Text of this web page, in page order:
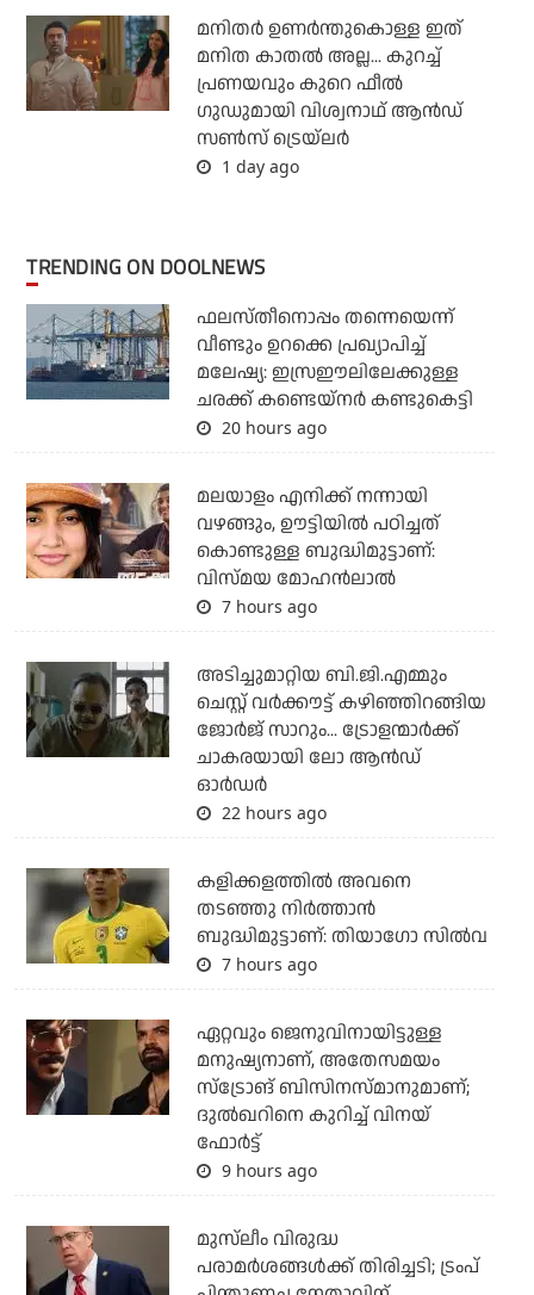
മനിതര്‍ ഉണര്‍ന്തുകൊള്ള ഇത്
മനിത കാതല്‍ അല്ല... കുറച്ച്
പ്രണയവും കുറെ ഫീല്‍
ഗുഡുമായി വിശ്വനാഥ് ആന്‍ഡ്
സണ്‍സ് ട്രെയ്‌ലര്‍
1 day ago
TRENDING ON DOOLNEWS
ഫലസ്തീനൊപ്പം തന്നെയെന്ന്
വീണ്ടും ഉറക്കെ പ്രഖ്യാപിച്ച്
മലേഷ്യ: ഇസ്രഈലിലേക്കുള്ള
ചരക്ക് കണ്ടെയ്‌നര്‍ കണ്ടുകെട്ടി
20 hours ago
മലയാളം എനിക്ക് നന്നായി
വഴങ്ങും, ഊട്ടിയില്‍ പഠിച്ചത്
കൊണ്ടുള്ള ബുദ്ധിമുട്ടാണ്:
വിസ്മയ മോഹന്‍ലാല്‍
7 hours ago
അടിച്ചുമാറ്റിയ ബി.ജി.എമ്മും
ചെസ്റ്റ് വര്‍ക്കൗട്ട് കഴിഞ്ഞിറങ്ങിയ
ജോര്‍ജ് സാറും... ട്രോളന്മാര്‍ക്ക്
ചാകരയായി ലോ ആന്‍ഡ്
ഓര്‍ഡര്‍
22 hours ago
കളിക്കളത്തില്‍ അവനെ
തടഞ്ഞു നിര്‍ത്താന്‍
ബുദ്ധിമുട്ടാണ്: തിയാഗോ സില്‍വ
7 hours ago
ഏറ്റവും ജെനുവിനായിട്ടുള്ള
മനുഷ്യനാണ്, അതേസമയം
സ്‌ട്രോങ് ബിസിനസ്മാനുമാണ്;
ദുല്‍ഖറിനെ കുറിച്ച് വിനയ്
ഫോര്‍ട്ട്
9 hours ago
മുസ്‌ലീം വിരുദ്ധ
പരാമര്‍ശങ്ങള്‍ക്ക് തിരിച്ചടി; ട്രംപ്